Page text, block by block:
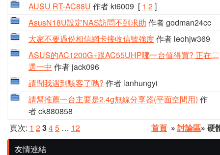
AUSU RT-AC88U 作者 kt6009 [ 1 2]
AsusN18U設定NAS訪問不到求助 作者 godman24cc
大家不要過份相信網卡接收信號強度作者 leohjw369
ASUS的AC1200G+跟AC55UHP哪一台值得買? 正在二
選一中 作者 jack096
請問我遇到駭客了嗎? 作者 lanhungyi
請幫推薦一台主要是2.4g無線分享器(平面空間用) 作
者 ck880858
頁次: 1 2345 … 12 首頁 » 討論區» 硬
友情連結